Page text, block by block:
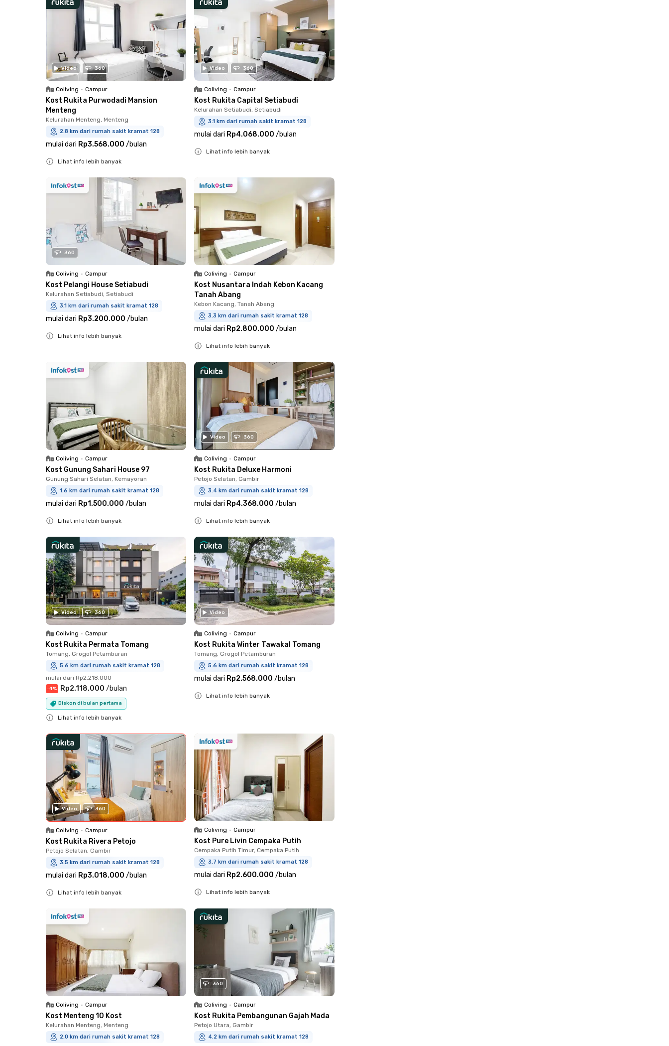
Video 360
Coliving • Campur
Kost Rukita Purwodadi Mansion
Menteng
Kelurahan Menteng, Menteng
2.8 km dari rumah sakit kramat 128
mulai dari Rp3.568.000 /bulan
Lihat info lebih banyak
Video 360
Coliving • Campur
Kost Rukita Capital Setiabudi
Kelurahan Setiabudi, Setiabudi
3.1 km dari rumah sakit kramat 128
mulai dari Rp4.068.000 /bulan
Lihat info lebih banyak
360
Coliving • Campur
Kost Pelangi House Setiabudi
Kelurahan Setiabudi, Setiabudi
3.1 km dari rumah sakit kramat 128
mulai dari Rp3.200.000 /bulan
Lihat info lebih banyak
Coliving • Campur
Kost Nusantara Indah Kebon Kacang
Tanah Abang
Kebon Kacang, Tanah Abang
3.3 km dari rumah sakit kramat 128
mulai dari Rp2.800.000 /bulan
Lihat info lebih banyak
Coliving • Campur
Kost Gunung Sahari House 97
Gunung Sahari Selatan, Kemayoran
1.6 km dari rumah sakit kramat 128
mulai dari Rp1.500.000 /bulan
Lihat info lebih banyak
Video 360
Coliving • Campur
Kost Rukita Deluxe Harmoni
Petojo Selatan, Gambir
3.4 km dari rumah sakit kramat 128
mulai dari Rp4.368.000 /bulan
Lihat info lebih banyak
Video 360
Coliving • Campur
Kost Rukita Permata Tomang
Tomang, Grogol Petamburan
5.6 km dari rumah sakit kramat 128
mulai dari Rp2.218.000
-4% Rp2.118.000 /bulan
Diskon di bulan pertama
Lihat info lebih banyak
Video
Coliving • Campur
Kost Rukita Winter Tawakal Tomang
Tomang, Grogol Petamburan
5.6 km dari rumah sakit kramat 128
mulai dari Rp2.568.000 /bulan
Lihat info lebih banyak
Video 360
Coliving • Campur
Kost Rukita Rivera Petojo
Petojo Selatan, Gambir
3.5 km dari rumah sakit kramat 128
mulai dari Rp3.018.000 /bulan
Lihat info lebih banyak
Coliving • Campur
Kost Pure Livin Cempaka Putih
Cempaka Putih Timur, Cempaka Putih
3.7 km dari rumah sakit kramat 128
mulai dari Rp2.600.000 /bulan
Lihat info lebih banyak
Coliving • Campur
Kost Menteng 10 Kost
Kelurahan Menteng, Menteng
2.0 km dari rumah sakit kramat 128
360
Coliving • Campur
Kost Rukita Pembangunan Gajah Mada
Petojo Utara, Gambir
4.2 km dari rumah sakit kramat 128